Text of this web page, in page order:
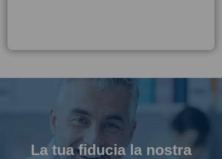
La tua fiducia la nostra